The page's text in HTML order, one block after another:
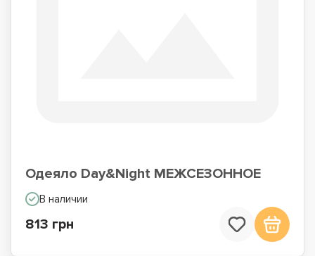
Одеяло Day&Night МЕЖСЕЗОННОЕ
В наличии
813 грн